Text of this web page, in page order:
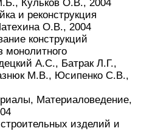
Кульков О.В., 2004
и реконструкция
О.В., 2004
конструкций
монолитного
А.С., Батрак Л.Г.,
М.В., Юсипенко С.В.,
Материаловедение,
изделий и